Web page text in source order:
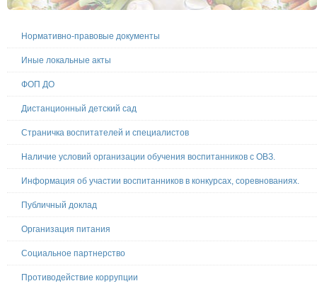
Нормативно-правовые документы
Иные локальные акты
ФОП ДО
Дистанционный детский сад
Страничка воспитателей и специалистов
Наличие условий организации обучения воспитанников с ОВЗ.
Информация об участии воспитанников в конкурсах, соревнованиях.
Публичный доклад
Организация питания
Социальное партнерство
Противодействие коррупции